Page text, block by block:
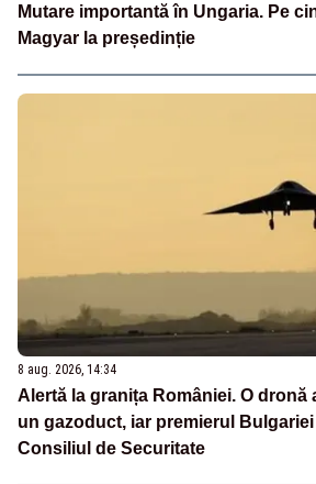
Mutare importantă în Ungaria. Pe
Magyar la președinție
8 aug. 2026, 14:34
Alertă la granița României. O dronă
un gazoduct, iar premierul
Consiliul de Securitate